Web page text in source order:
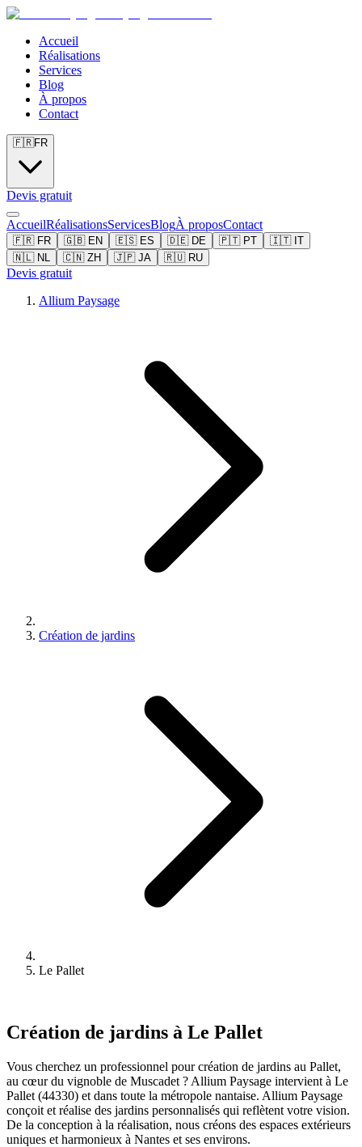
Accueil
Réalisations
Services
Blog
À propos
Contact
🇫🇷FR
Devis gratuit
AccueilRéalisationsServicesBlogÀ proposContact
🇫🇷 FR 🇬🇧 EN 🇪🇸 ES 🇩🇪 DE 🇵🇹 PT 🇮🇹 IT
🇳🇱 NL 🇨🇳 ZH 🇯🇵 JA 🇷🇺 RU
Devis gratuit
Allium Paysage
Création de jardins
Le Pallet
Création de jardins à Le Pallet
Vous cherchez un professionnel pour création de jardins au Pallet,
au cœur du vignoble de Muscadet ? Allium Paysage intervient à Le
Pallet (44330) et dans toute la métropole nantaise. Allium Paysage
conçoit et réalise des jardins personnalisés qui reflètent votre vision.
De la conception à la réalisation, nous créons des espaces extérieurs
uniques et harmonieux à Nantes et ses environs.